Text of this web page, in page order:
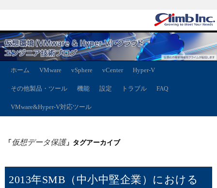
ホーム VMware vSphere vCenter Hyper-V
その他製品・ツール 機能 設定 トラブル FAQ
VMware&Hyper-V対応ツール
「仮想データ保護」タグアーカイブ
2013年SMB（中小中堅企業）における